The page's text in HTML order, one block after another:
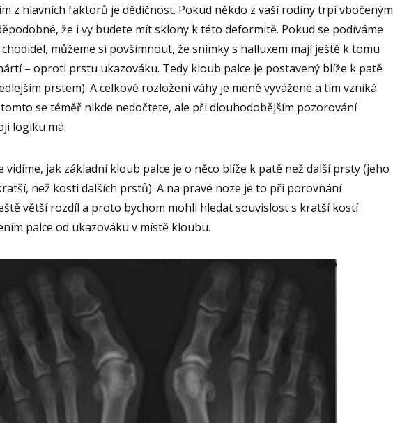
z hlavních faktorů je dědičnost. Pokud někdo z vaší rodiny trpí vbočeným
že i vy budete mít sklony k této deformitě. Pokud se podíváme
můžeme si povšimnout, že snímky s halluxem mají ještě k tomu
– oproti prstu ukazováku. Tedy kloub palce je postavený blíže k patě
prstem). A celkové rozložení váhy je méně vyvážené a tím vzniká
se téměř nikde nedočtete, ale při dlouhodobějším pozorování
logiku má.
vidíme, jak základní kloub palce je o něco blíže k patě než další prsty (jeho
než kosti dalších prstů). A na pravé noze je to při porovnání
větší rozdíl a proto bychom mohli hledat souvislost s kratší kostí
palce od ukazováku v místě kloubu.